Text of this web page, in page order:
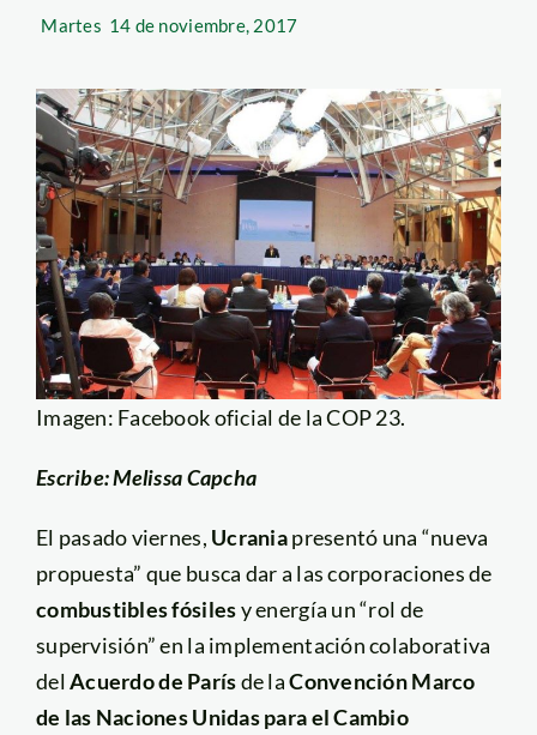
Martes 14 de noviembre, 2017
Imagen: Facebook oficial de la COP 23.
Escribe: Melissa Capcha
El pasado viernes, Ucraniapresentó una “nueva
propuesta” que busca dar a las corporaciones de
combustibles fósilesy energía un “rol de
supervisión” en la implementación colaborativa
delAcuerdo de Parísde laConvención Marco
de las Naciones Unidas para el Cambio